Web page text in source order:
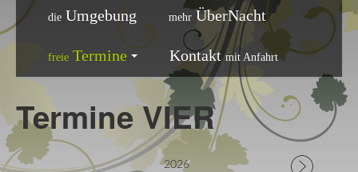
die Umgebung mehr ÜberNacht
freie Termine Kontaktmit Anfahrt
Termine VIER
2026